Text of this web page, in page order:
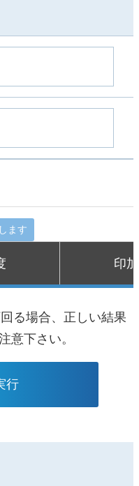
印
る場合、正しい結果
意下さい。
行